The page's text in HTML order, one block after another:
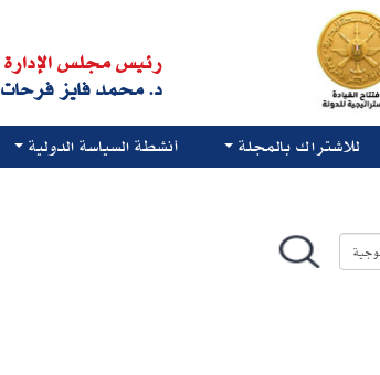
رئيس مجلس الإدارة
د. محمد فايز فرحات
للاشتراك بالمجلة أنشطة السياسة الدولية